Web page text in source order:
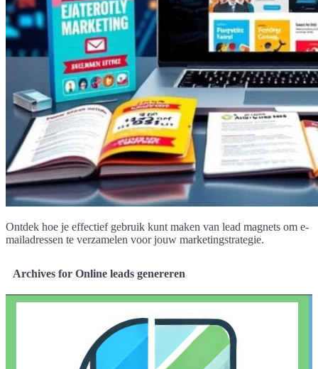
Ontdek hoe je effectief gebruik kunt maken van lead magnets om e-
mailadressen te verzamelen voor jouw marketingstrategie.
Archives for Online leads genereren